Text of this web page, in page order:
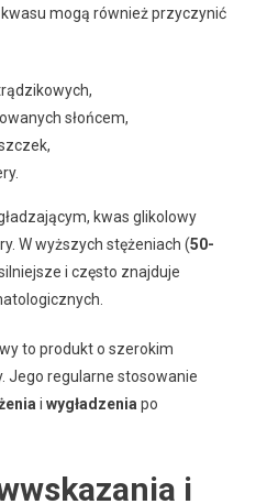
mogą również przyczynić
słońcem,
kwas glikolowy
W wyższych stężeniach (50-
i często znajduje
to produkt o szerokim
Jego regularne stosowanie
i wygładzenia po
i